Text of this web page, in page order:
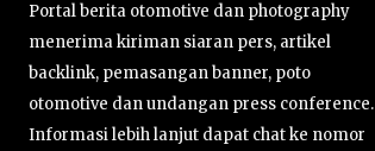
Portal berita otomotive dan photography
menerima kiriman siaran pers, artikel
backlink, pemasangan banner, poto
otomotive dan undangan press conference.
Informasi lebih lanjut dapat chat ke nomor